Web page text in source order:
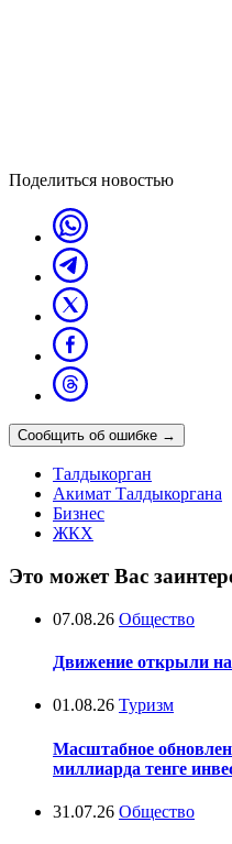
Поделиться новостью
Сообщить об ошибке →
Талдыкорган
Акимат Талдыкоргана
Бизнес
ЖКХ
Это может Вас
07.08.26 Общество
Движение открыли на
01.08.26 Туризм
Масштабное
миллиарда тенге
31.07.26 Общество